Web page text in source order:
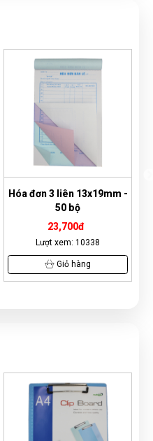
Hóa đơn 3 liên 13x19mm -
50 bộ
23,700đ
Lượt xem: 10338
Giỏ hàng